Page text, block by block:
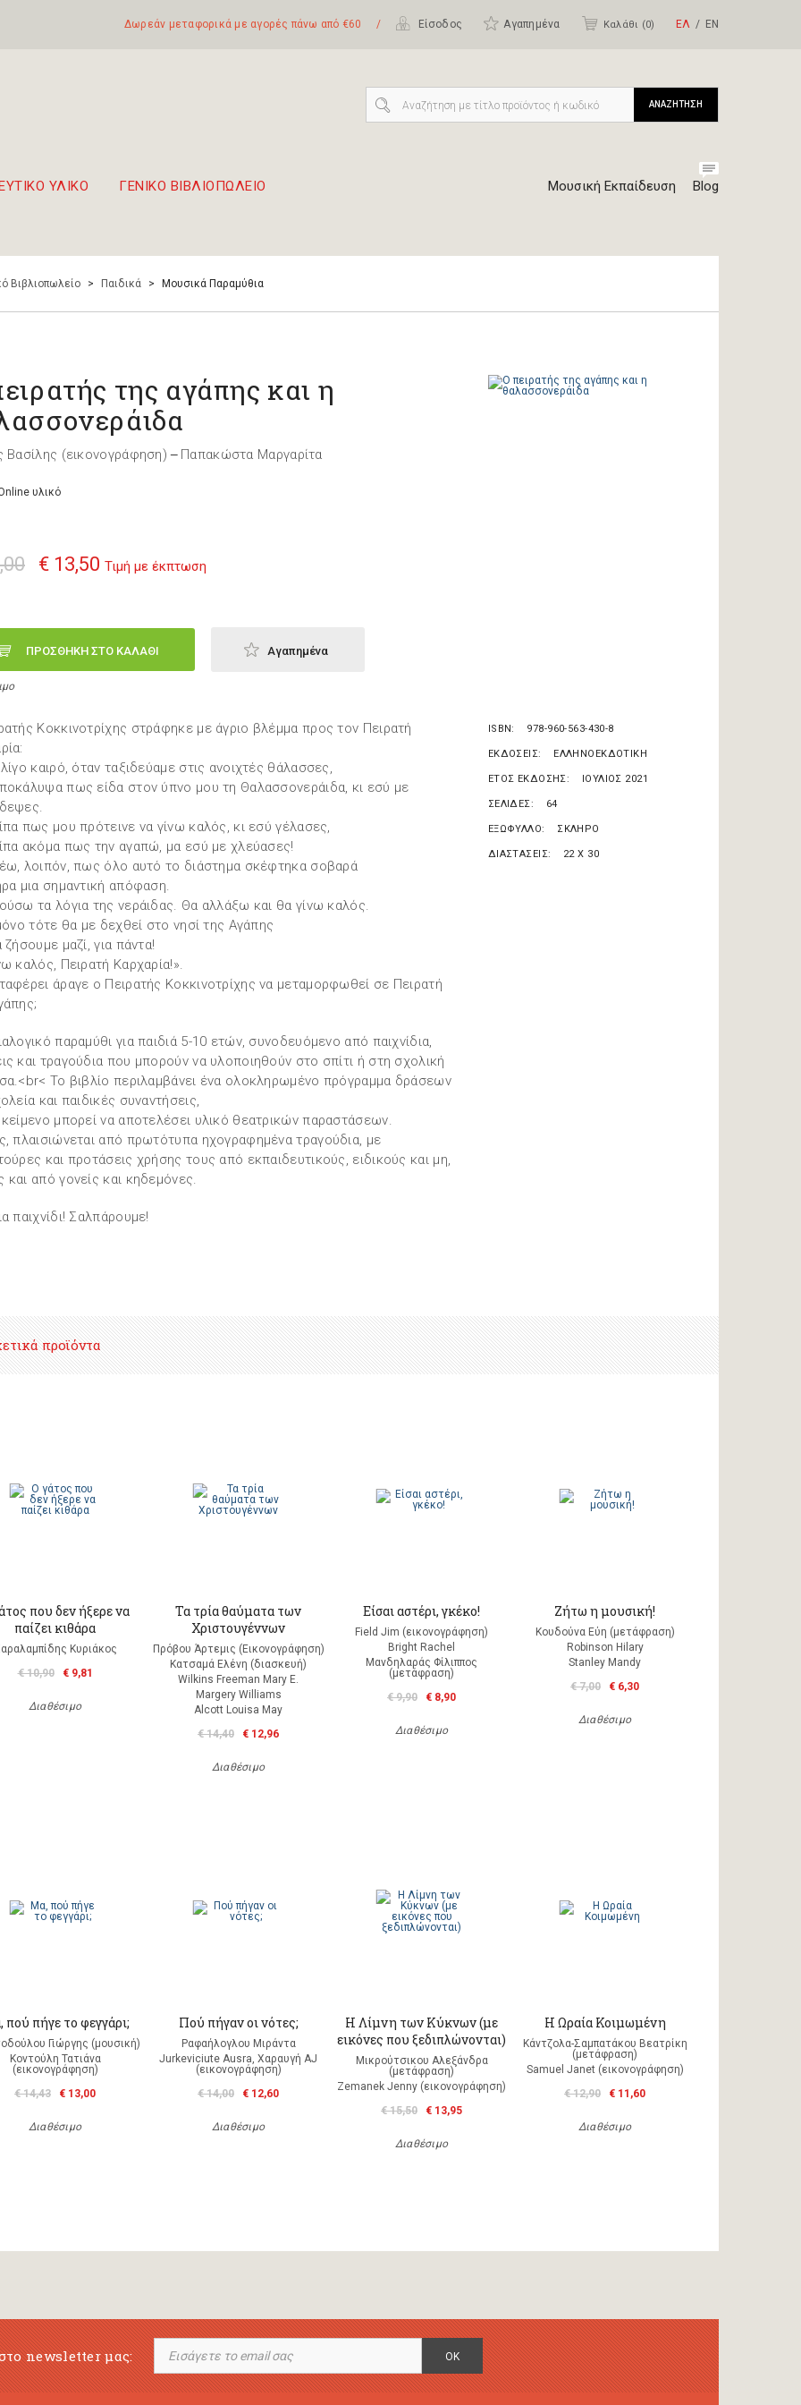
Δωρεάν μεταφορικά με αγορές πάνω από €60 / Είσοδος Αγαπημένα Καλάθι (0) ΕΛ ΕΝ
ΥΛΙΚΟ ΓΕΝΙΚΟ ΒΙΒΛΙΟΠΩΛΕΙΟ Μουσική Εκπαίδευση Blog
ΑΝΑΖΗΤΗΣΗ
Βιβλιοπωλείο > Παιδικά > Μουσικά Παραμύθια
της αγάπης και η
Βασίλης (εικονογράφηση) — Παπακώστα Μαργαρίτα
υλικό
€ 13,50 Τιμή με έκπτωση
ΠΡΟΣΘΗΚΗ ΣΤΟ ΚΑΛΑΘΙ Αγαπημένα
Κοκκινοτρίχης στράφηκε με άγριο βλέμμα προς τον Πειρατή
καιρό, όταν ταξιδεύαμε στις ανοιχτές θάλασσες,
πως είδα στον ύπνο μου τη Θαλασσονεράιδα, κι εσύ με
πως μου πρότεινε να γίνω καλός, κι εσύ γέλασες,
ακόμα πως την αγαπώ, μα εσύ με χλεύασες!
λοιπόν, πως όλο αυτό το διάστημα σκέφτηκα σοβαρά
μια σημαντική απόφαση.
τα λόγια της νεράιδας. Θα αλλάξω και θα γίνω καλός.
τότε θα με δεχθεί στο νησί της Αγάπης
ζήσουμε μαζί, για πάντα!
καλός, Πειρατή Καρχαρία!».
άραγε ο Πειρατής Κοκκινοτρίχης να μεταμορφωθεί σε Πειρατή
παραμύθι για παιδιά 5-10 ετών, συνοδευόμενο από παιχνίδια,
και τραγούδια που μπορούν να υλοποιηθούν στο σπίτι ή στη σχολική
Το βιβλίο περιλαμβάνει ένα ολοκληρωμένο πρόγραμμα δράσεων
και παιδικές συναντήσεις,
μπορεί να αποτελέσει υλικό θεατρικών παραστάσεων.
πλαισιώνεται από πρωτότυπα ηχογραφημένα τραγούδια, με
και προτάσεις χρήσης τους από εκπαιδευτικούς, ειδικούς και μη,
και από γονείς και κηδεμόνες.
παιχνίδι! Σαλπάρουμε!
ISBN 978-960-563-430-8
ΕΚΔΟΣΕΙΣ ΕΛΛΗΝΟΕΚΔΟΤΙΚΗ
ΕΤΟΣ ΕΚΔΟΣΗΣ ΙΟΥΛΙΟΣ 2021
ΣΕΛΙΔΕΣ 64
ΕΞΩΦΥΛΛΟ ΣΚΛΗΡΟ
ΔΙΑΣΤΑΣΕΙΣ 22 X 30
προϊόντα
που δεν ήξερε να
παίζει κιθάρα
Κυριάκος
€ 10,90
€ 9,81
Διαθέσιμο
Τα τρία θαύματα των
Χριστουγέννων
Πρόβου Άρτεμις (Εικονογράφηση)
Κατσαμά Ελένη (διασκευή)
Wilkins Freeman Mary E.
Margery Williams
Alcott Louisa May
€ 14,40
€ 12,96
Διαθέσιμο
Είσαι αστέρι, γκέκο!
Field Jim (εικονογράφηση)
Bright Rachel
Μανδηλαράς Φίλιππος
(μετάφραση)
€ 9,90
€ 8,90
Διαθέσιμο
Ζήτω η μουσική!
Κουδούνα Εύη (μετάφραση)
Robinson Hilary
Stanley Mandy
€ 7,00
€ 6,30
Διαθέσιμο
πού πήγε το φεγγάρι;
Γιώργης (μουσική)
Κοντούλη Τατιάνα
(εικονογράφηση)
€ 14,43
€ 13,00
Διαθέσιμο
Πού πήγαν οι νότες;
Ραφαήλογλου Μιράντα
Jurkeviciute Ausra, Χαραυγή ΑJ
(εικονογράφηση)
€ 14,00
€ 12,60
Διαθέσιμο
Η Λίμνη των Κύκνων (με
εικόνες που ξεδιπλώνονται)
Μικρούτσικου Αλεξάνδρα
(μετάφραση)
Zemanek Jenny (εικονογράφηση)
€ 15,50
€ 13,95
Διαθέσιμο
Η Ωραία Κοιμωμένη
Κάντζολα-Σαμπατάκου Βεατρίκη
(μετάφραση)
Samuel Janet (εικονογράφηση)
€ 12,90
€ 11,60
Διαθέσιμο
newsletter μας: OK